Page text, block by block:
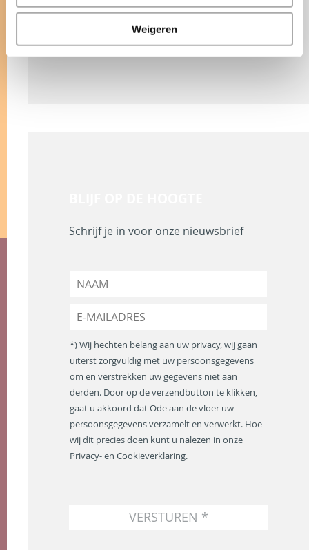
Weigeren
3341 LW Hendrik-Ido-Ambacht
Schrijf je in voor onze nieuwsbrief
N
m
m
a
i
l
a
d
r
e
s
*
*) Wij hechten belang aan uw privacy, wij gaan
uiterst zorgvuldig met uw persoonsgegevens
om en verstrekken uw gegevens niet aan
derden. Door op de verzendbutton te klikken,
gaat u akkoord dat Ode aan de vloer uw
persoonsgegevens verzamelt en verwerkt. Hoe
wij dit precies doen kunt u nalezen in onze
Privacy- en Cookieverklaring.
VERSTUREN *